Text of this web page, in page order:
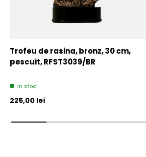
Trofeu de rasina, bronz, 30 cm,
pescuit, RFST3039/BR
In stoc!
Pret initial
225,00 lei